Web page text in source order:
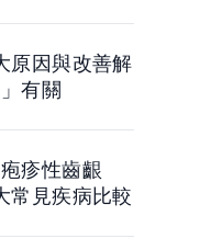
原因與改善解
有關
疹性齒齦
常見疾病比較